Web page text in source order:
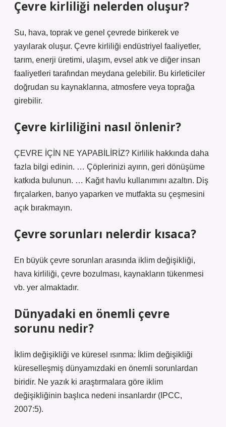
Çevre kirliliği nelerden oluşur?
Su, hava, toprak ve genel çevrede birikerek ve
yayılarak oluşur. Çevre kirliliği endüstriyel faaliyetler,
tarım, enerji üretimi, ulaşım, evsel atık ve diğer insan
faaliyetleri tarafından meydana gelebilir. Bu kirleticiler
doğrudan su kaynaklarına, atmosfere veya toprağa
girebilir.
Çevre kirliliğini nasıl önlenir?
ÇEVRE İÇİN NE YAPABİLİRİZ? Kirlilik hakkında daha
fazla bilgi edinin. … Çöplerinizi ayırın, geri dönüşüme
katkıda bulunun. … Kağıt havlu kullanımını azaltın. Diş
fırçalarken, banyo yaparken ve mutfakta su çeşmesini
açık bırakmayın.
Çevre sorunları nelerdir kısaca?
En büyük çevre sorunları arasında iklim değişikliği,
hava kirliliği, çevre bozulması, kaynakların tükenmesi
vb. yer almaktadır.
Dünyadaki en önemli çevre
sorunu nedir?
İklim değişikliği ve küresel ısınma: İklim değişikliği
küreselleşmiş dünyamızdaki en önemli sorunlardan
biridir. Ne yazık ki araştırmalara göre iklim
değişikliğinin başlıca nedeni insanlardır (IPCC,
2007:5).